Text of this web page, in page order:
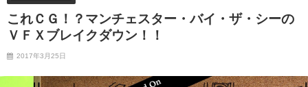
これＣＧ！？マンチェスター・バイ・ザ・シーの
ＶＦＸブレイクダウン！！
2017年3月25日